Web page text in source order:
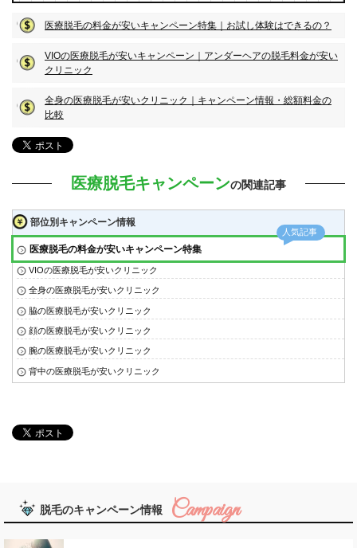
医療脱毛の料金が安いキャンペーン特集｜お試し体験はできるの？
VIOの医療脱毛が安いキャンペーン｜アンダーヘアの脱毛料金が安い
クリニック
全身の医療脱毛が安いクリニック｜キャンペーン情報・総額料金の
比較
医療脱毛キャンペーンの関連記事
部位別キャンペーン情報
医療脱毛の料金が安いキャンペーン特集
VIOの医療脱毛が安いクリニック
全身の医療脱毛が安いクリニック
脇の医療脱毛が安いクリニック
顔の医療脱毛が安いクリニック
腕の医療脱毛が安いクリニック
背中の医療脱毛が安いクリニック
脱毛のキャンペーン情報